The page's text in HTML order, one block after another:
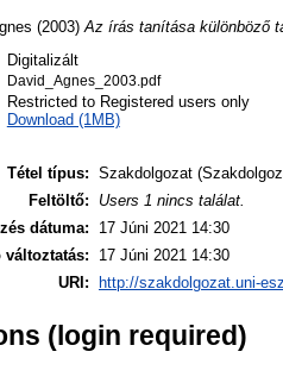
(2003) Az írás tanítása különböző
Digitalizált
David_Agnes_2003.pdf
Restricted to Registered users only
Download (1MB)
Tétel típus: Szakdolgozat
Feltöltő:
Users 1 nincs találat.
dátuma:
17 Júni 2021 14:30
változtatás:
17 Júni 2021 14:30
URI:
http://szakdolgozat.uni-
(login required)